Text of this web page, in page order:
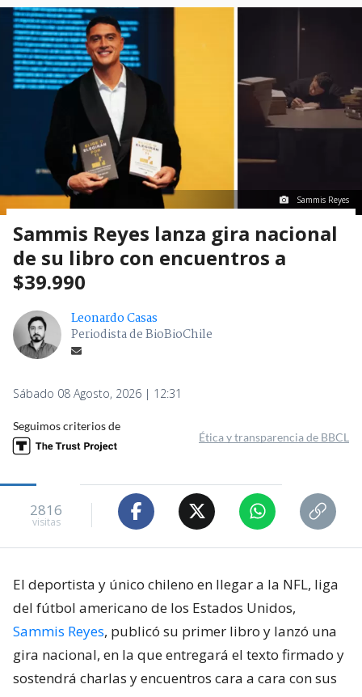
Sammis Reyes
Sammis Reyes lanza gira nacional
de su libro con encuentros a
$39.990
Leonardo Casas
Periodista de BioBioChile
Sábado 08 Agosto, 2026 | 12:31
Seguimos criterios de
Ética y transparencia de BBCL
2816
visitas
El deportista y único chileno en llegar a la NFL, liga
del fútbol americano de los Estados Unidos,
Sammis Reyes, publicó su primer libro y lanzó una
gira nacional, en la que entregará el texto firmado y
sostendrá charlas y encuentros cara a cara con sus